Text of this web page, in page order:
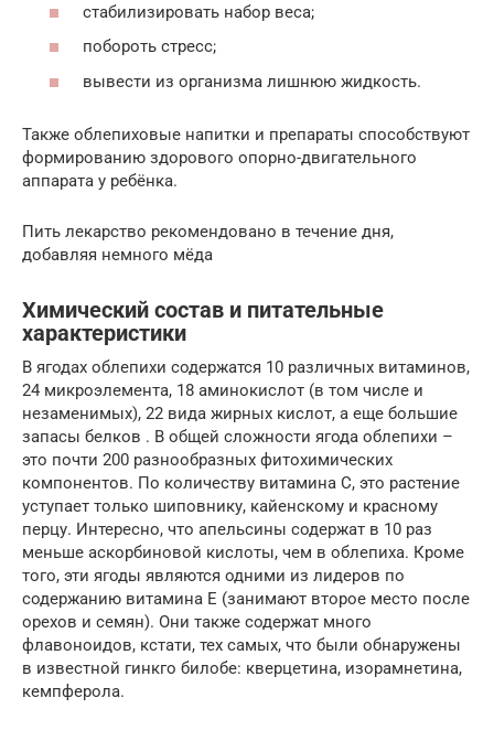
стабилизировать набор веса;
побороть стресс;
вывести из организма лишнюю жидкость.
Также облепиховые напитки и препараты способствуют
формированию здорового опорно-двигательного
аппарата у ребёнка.
Пить лекарство рекомендовано в течение дня,
добавляя немного мёда
Химический состав и питательные
характеристики
В ягодах облепихи содержатся 10 различных витаминов,
24 микроэлемента, 18 аминокислот (в том числе и
незаменимых), 22 вида жирных кислот, а еще большие
запасы белков . В общей сложности ягода облепихи –
это почти 200 разнообразных фитохимических
компонентов. По количеству витамина С, это растение
уступает только шиповнику, кайенскому и красному
перцу. Интересно, что апельсины содержат в 10 раз
меньше аскорбиновой кислоты, чем в облепиха. Кроме
того, эти ягоды являются одними из лидеров по
содержанию витамина Е (занимают второе место после
орехов и семян). Они также содержат много
флавоноидов, кстати, тех самых, что были обнаружены
в известной гинкго билобе: кверцетина, изорамнетина,
кемпферола.